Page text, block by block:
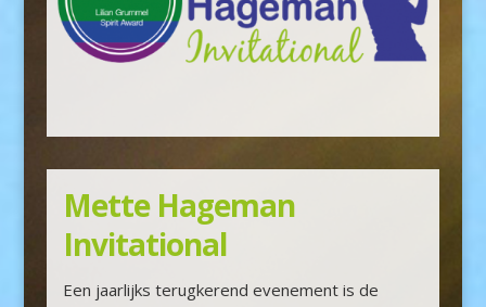
Mette Hageman
Invitational
Een jaarlijks terugkerend evenement is de